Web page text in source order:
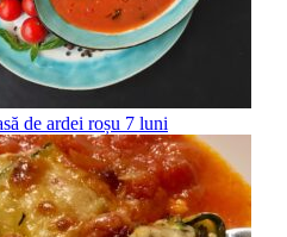
de ardei roșu 7 luni